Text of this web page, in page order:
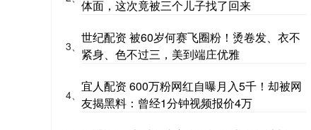
体面，这次竟被三个儿子找了回来
3、
世纪配资 被60岁何赛飞圈粉！烫卷发、衣不
紧身、色不过三，美到端庄优雅
4、
宜人配资 600万粉网红自曝月入5千！却被网
友揭黑料：曾经1分钟视频报价4万